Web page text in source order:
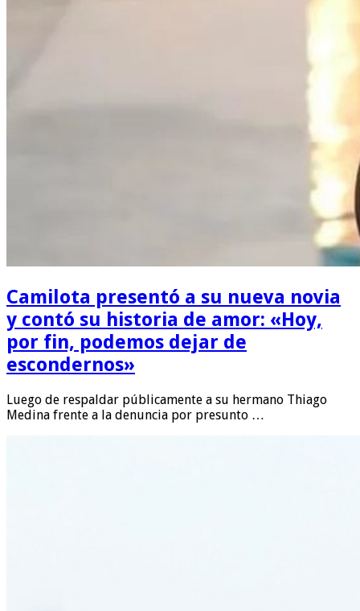
Camilota presentó a su nueva novia
y contó su historia de amor: «Hoy,
por fin, podemos dejar de
escondernos»
Luego de respaldar públicamente a su hermano Thiago
Medina frente a la denuncia por presunto …